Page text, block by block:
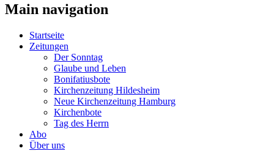
Main navigation
Startseite
Zeitungen
Der Sonntag
Glaube und Leben
Bonifatiusbote
Kirchenzeitung Hildesheim
Neue Kirchenzeitung Hamburg
Kirchenbote
Tag des Herrn
Abo
Über uns